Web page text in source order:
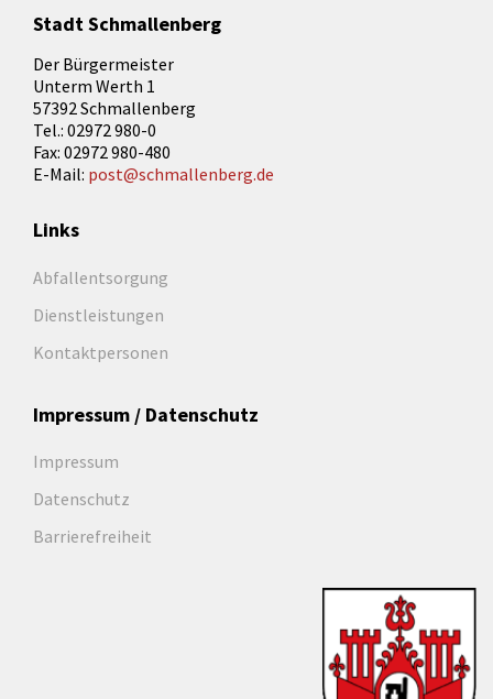
Stadt Schmallenberg
Der Bürgermeister
Unterm Werth 1
57392 Schmallenberg
Tel.: 02972 980-0
Fax: 02972 980-480
E-Mail: post@schmallenberg.de
Links
Abfallentsorgung
Dienstleistungen
Kontaktpersonen
Impressum / Datenschutz
Impressum
Datenschutz
Barrierefreiheit